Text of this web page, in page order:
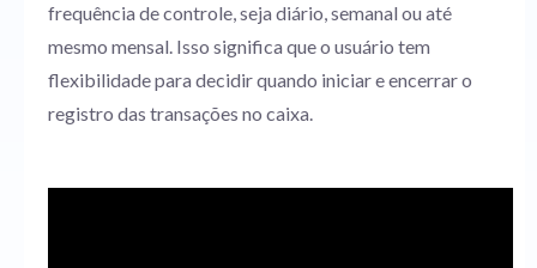
frequência de controle, seja diário, semanal ou até
mesmo mensal. Isso significa que o usuário tem
flexibilidade para decidir quando iniciar e encerrar o
registro das transações no caixa.